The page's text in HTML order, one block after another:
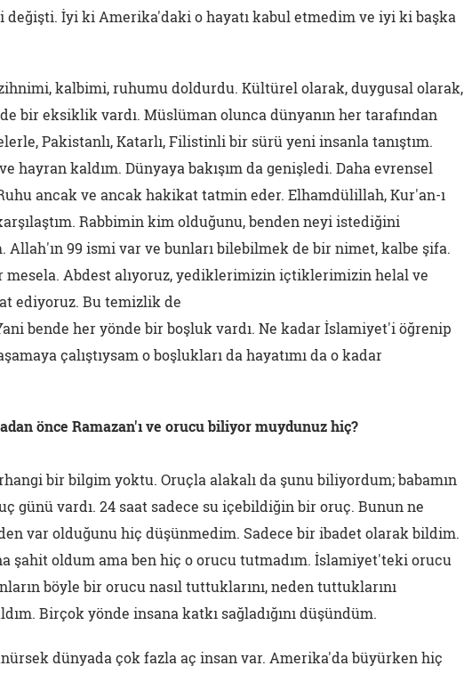
İyi ki Amerika'daki o hayatı kabul etmedim ve iyi ki başka
kalbimi, ruhumu doldurdu. Kültürel olarak, duygusal olarak,
bir eksiklik vardı. Müslüman olunca dünyanın her tarafından
Pakistanlı, Katarlı, Filistinli bir sürü yeni insanla tanıştım.
hayran kaldım. Dünyaya bakışım da genişledi. Daha evrensel
ancak ve ancak hakikat tatmin eder. Elhamdülillah, Kur'an-ı
Rabbimin kim olduğunu, benden neyi istediğini
Allah'ın 99 ismi var ve bunları bilebilmek de bir nimet, kalbe şifa.
Abdest alıyoruz, yediklerimizin içtiklerimizin helal ve
ediyoruz. Bu temizlik de
bende her yönde bir boşluk vardı. Ne kadar İslamiyet'i öğrenip
çalıştıysam o boşlukları da hayatımı da o kadar
önce Ramazan'ı ve orucu biliyor muydunuz hiç?
bir bilgim yoktu. Oruçla alakalı da şunu biliyordum; babamın
günü vardı. 24 saat sadece su içebildiğin bir oruç. Bunun ne
var olduğunu hiç düşünmedim. Sadece bir ibadet olarak bildim.
şahit oldum ama ben hiç o orucu tutmadım. İslamiyet'teki orucu
böyle bir orucu nasıl tuttuklarını, neden tuttuklarını
Birçok yönde insana katkı sağladığını düşündüm.
dünyada çok fazla aç insan var. Amerika'da büyürken hiç